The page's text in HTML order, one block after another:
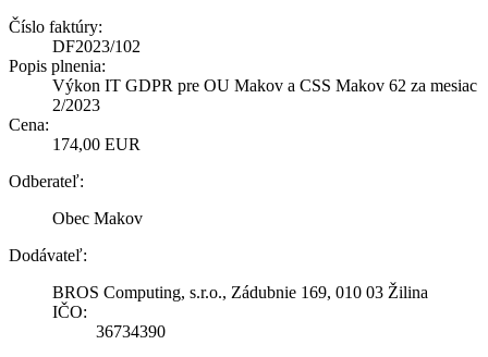
Číslo faktúry:
DF2023/102
Popis plnenia:
Výkon IT GDPR pre OU Makov a CSS Makov 62 za mesiac
2/2023
Cena:
174,00 EUR
Odberateľ:
Obec Makov
Dodávateľ:
BROS Computing, s.r.o., Zádubnie 169, 010 03 Žilina
IČO:
36734390